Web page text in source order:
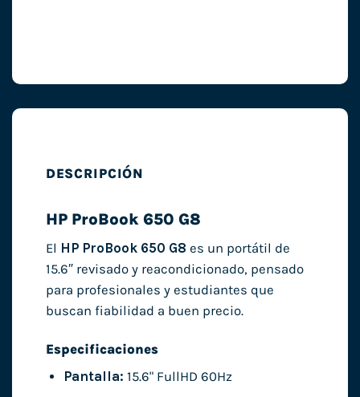
DESCRIPCIÓN
HP ProBook 650 G8
El HP ProBook 650 G8 es un portátil de
15.6″ revisado y reacondicionado, pensado
para profesionales y estudiantes que
buscan fiabilidad a buen precio.
Especificaciones
Pantalla: 15.6" FullHD 60Hz